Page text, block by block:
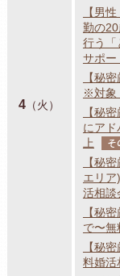
4 （火）
【男
勤の
行う
サポー
【秘
※対象
【秘
にア
上
そ
【秘
エリ
活相
【秘
で〜
【秘
料婚